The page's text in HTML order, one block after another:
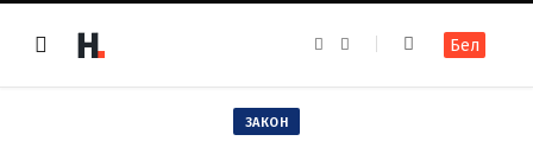
e
t
Бел
ЗАКОН